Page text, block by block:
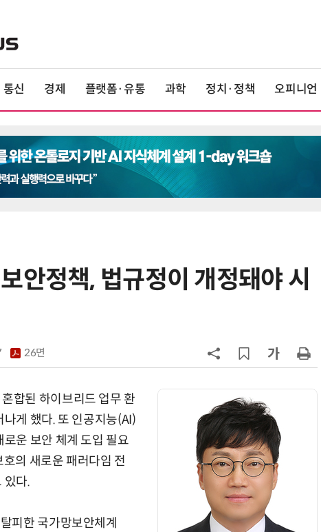
통신 경제 플랫폼·유통 과학 정치·정책 오피니언
안정책, 법규정이 개정돼야 시
26면
합된 하이브리드 업무 환
게 했다. 또 인공지능(AI)
운 보안 체계 도입 필요
의 새로운 패러다임 전
있다.
피한 국가망보안체계
6
美 행정부, AI 모델 '해킹 등 사이버
원 구형 태양전지 IEC 국제표준 개발
과제 공식 승인
다…5개사 등록 솔루션 1439개
9
앤트로픽·오픈AI 이어 메타도…AI
가 통제 벗어나 외부 해킹
애플, 오픈AI에 기밀 사용금지 가처
분…오픈AI “근거 없는 감정 싸움”